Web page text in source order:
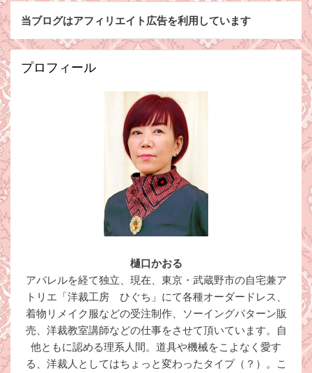
当ブログはアフィリエイト広告を利用しています
プロフィール
樋口かおる
アパレルを経て独立、現在、東京・武蔵野市の自宅兼ア
トリエ「洋裁工房 ひぐち」にて各種オーダードレス、
着物リメイク服などの受注制作、ソーイングパターン販
売、洋裁教室講師などの仕事をさせて頂いています。自
他ともに認める理系人間。道具や機械をこよなく愛す
る、洋裁人としてはちょっと変わったタイプ（？）。こ